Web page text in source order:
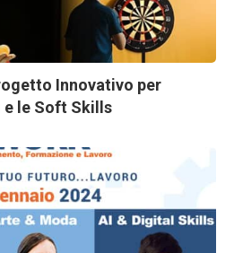
Innovativo per
e le Soft Skills